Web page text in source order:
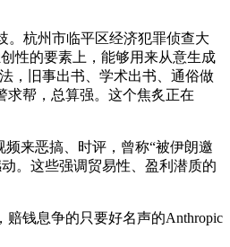
杭州市临平区经济犯罪侦查大
性的要素上，能够用来从意生成
，旧事出书、学术出书、通俗做
求帮，总算强。这个焦炙正在
来恶搞、时评，曾称“被伊朗邀
。这些强调贸易性、盈利潜质的
钱息争的只要好名声的Anthropic